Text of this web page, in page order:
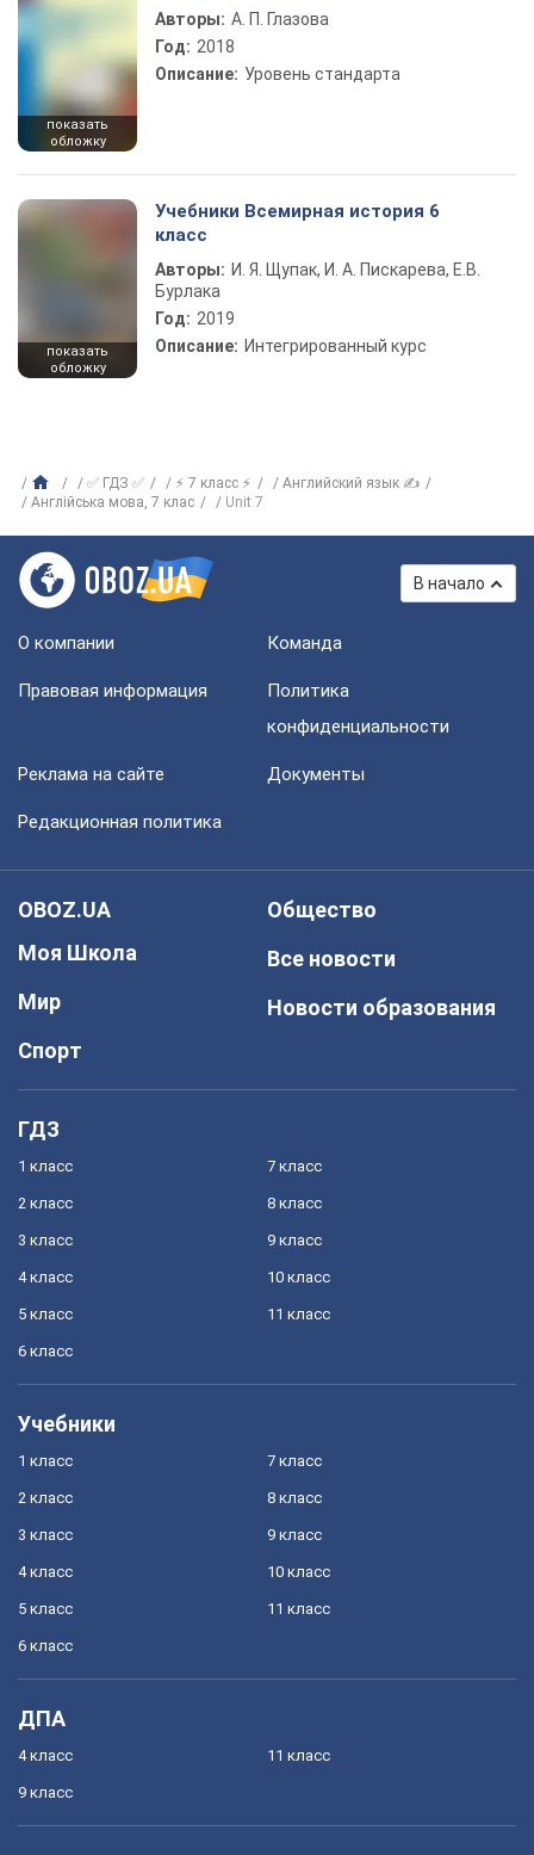
показать
обложку
Авторы: А. П. Глазова
Год: 2018
Описание: Уровень стандарта
показать
обложку
Учебники Всемирная история 6
класс
Авторы: И. Я. Щупак, И. А. Пискарева, Е.В.
Бурлака
Год: 2019
Описание: Интегрированный курс
✅ ГДЗ ✅ ⚡ 7 класс ⚡
Английский язык ✍
Англiйська мова, 7 клас
Unit 7
В начало
О компании Команда
Правовая информация
Политика
конфиденциальности
Реклама на сайте Документы
Редакционная политика
OBOZ.UA
Моя Школа
Мир
Спорт
Общество
Все новости
Новости образования
ГДЗ
1 класс
2 класс
3 класс
4 класс
5 класс
6 класс
7 класс
8 класс
9 класс
10 класс
11 класс
Учебники
1 класс
2 класс
3 класс
4 класс
5 класс
6 класс
7 класс
8 класс
9 класс
10 класс
11 класс
ДПА
4 класс
9 класс
11 класс